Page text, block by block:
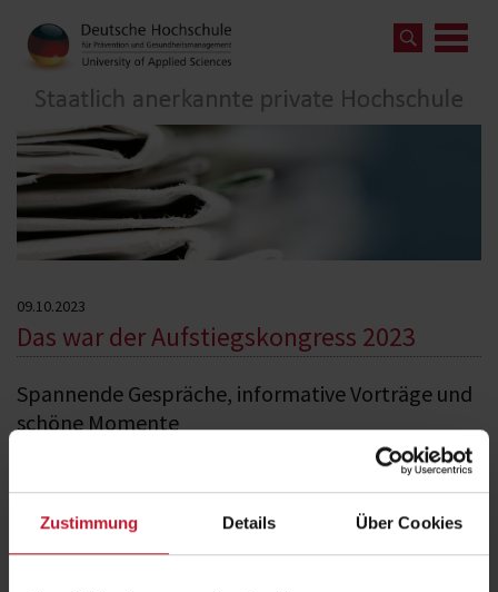
Zustimmung Details Über Cookies
09.10.2023
Das war der Aufstiegskongress 2023
Spannende Gespräche, informative Vorträge und
schöne Momente